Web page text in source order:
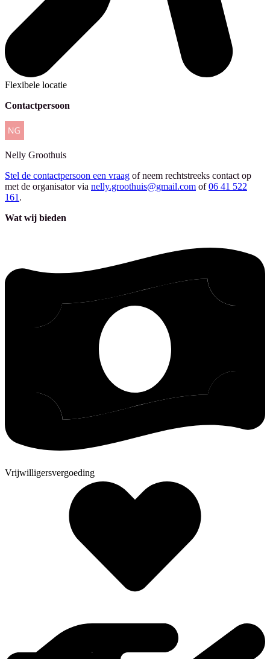
Flexibele locatie
Contactpersoon
Nelly Groothuis
Stel de contactpersoon een vraag of neem rechtstreeks contact op
met de organisator via nelly.groothuis@gmail.com of 06 41 522
161 .
Wat wij bieden
Vrijwilligersvergoeding